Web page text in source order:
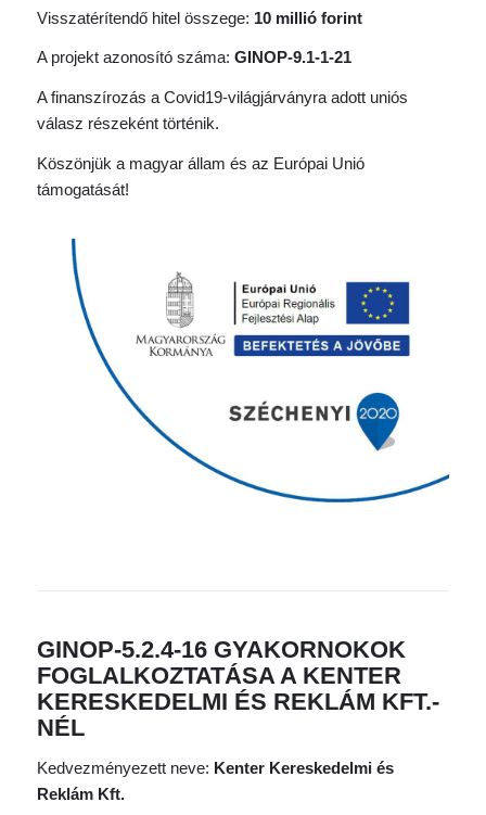
Visszatérítendő hitel összege: 10 millió forint
A projekt azonosító száma: GINOP-9.1-1-21
A finanszírozás a Covid19-világjárványra adott uniós
válasz részeként történik.
Köszönjük a magyar állam és az Európai Unió
támogatását!
GINOP-5.2.4-16 GYAKORNOKOK
FOGLALKOZTATÁSA A KENTER
KERESKEDELMI ÉS REKLÁM KFT.-
NÉL
Kedvezményezett neve: Kenter Kereskedelmi és
Reklám Kft.